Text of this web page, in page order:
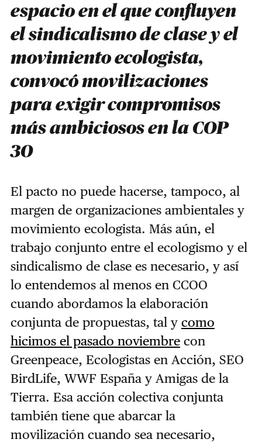
espacio en el que confluyen
el sindicalismo de clase y el
movimiento ecologista,
convocó movilizaciones
para exigir compromisos
más ambiciosos en la COP
30
El pacto no puede hacerse, tampoco, al
margen de organizaciones ambientales y
movimiento ecologista. Más aún, el
trabajo conjunto entre el ecologismo y el
sindicalismo de clase es necesario, y así
lo entendemos al menos en CCOO
cuando abordamos la elaboración
conjunta de propuestas, tal y como
hicimos el pasado noviembrecon
Greenpeace, Ecologistas en Acción, SEO
BirdLife, WWF España y Amigas de la
Tierra. Esa acción colectiva conjunta
también tiene que abarcar la
movilización cuando sea necesario,